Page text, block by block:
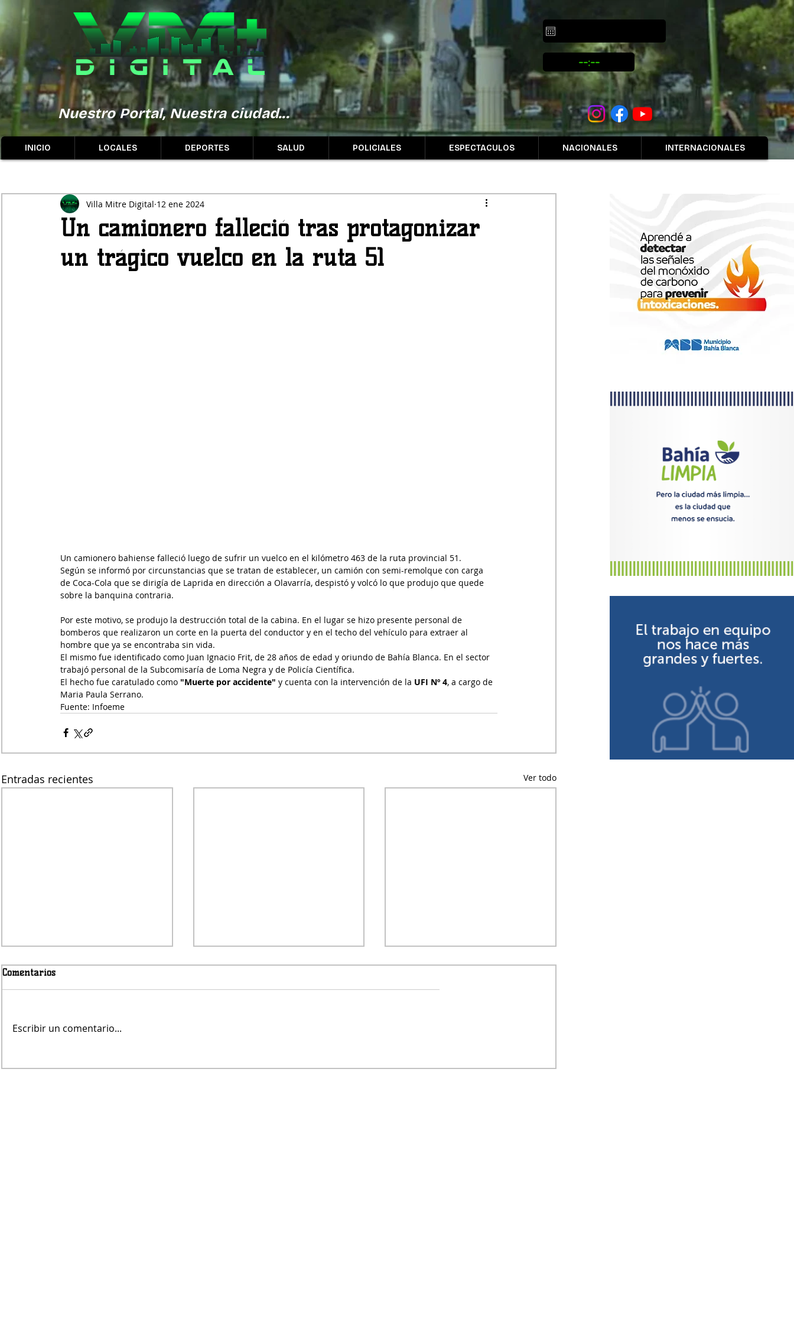
Nuestro Portal, Nuestra ciudad...
INICIO LOCALES DEPORTES SALUD POLICIALES ESPECTACULOS NACIONALES INTERNACIONALES
Un camionero falleció tras protagonizar
un trágico vuelco en la ruta 51
Villa Mitre Digital 12 ene 2024
Un camionero bahiense falleció luego de sufrir un vuelco en el kilómetro 463 de la ruta provincial 51.
Según se informó por circunstancias que se tratan de establecer, un camión con semi-remolque con carga
de Coca-Cola que se dirigía de Laprida en dirección a Olavarría, despistó y volcó lo que produjo que quede
sobre la banquina contraria.
Por este motivo, se produjo la destrucción total de la cabina. En el lugar se hizo presente personal de
bomberos que realizaron un corte en la puerta del conductor y en el techo del vehículo para extraer al
hombre que ya se encontraba sin vida.
El mismo fue identificado como Juan Ignacio Frit, de 28 años de edad y oriundo de Bahía Blanca. En el sector
trabajó personal de la Subcomisaría de Loma Negra y de Policía Científica.
El hecho fue caratulado como "Muerte por accidente" y cuenta con la intervención de la UFI Nº 4, a cargo de
Maria Paula Serrano.
Fuente: Infoeme
Entradas recientes Ver todo
Comentarios
Escribir un comentario...